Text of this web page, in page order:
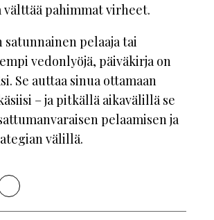
pahimmat virheet.
pelaaja tai
vedonlyöjä, päiväkirja on
Se auttaa sinua ottamaan
– ja pitkällä aikavälillä se
pelaamisen ja
välillä.